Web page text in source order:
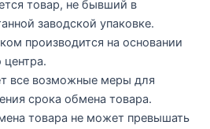
товар, не бывший в
заводской упаковке.
производится на основании
все возможные меры для
срока обмена товара.
товара не может превышать